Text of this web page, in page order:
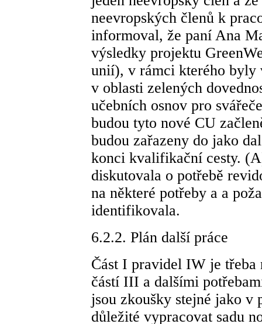
neevropských členů k
informoval, že paní Ana
výsledky projektu
unií), v rámci kterého byly
v oblasti zelených
učebních osnov pro
budou tyto nové CU
budou zařazeny do jako
konci kvalifikační cesty.
diskutovala o potřebě
na některé potřeby a a
identifikovala.
6.2.2. Plán další práce
Část I pravidel IW je třeba
částí III a dalšími
jsou zkoušky stejné jako v
důležité vypracovat sadu